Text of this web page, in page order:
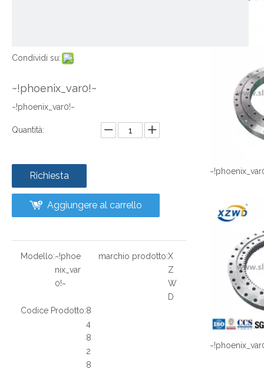
Condividi su:
~!phoenix_var0!~
~!phoenix_var0!~
Quantità:
Richiesta
Aggiungere al carrello
Modello:~!phoe
nix_var
0!~
marchio prodotto:X
Z
W
D
Codice Prodotto:8
4
8
2
8